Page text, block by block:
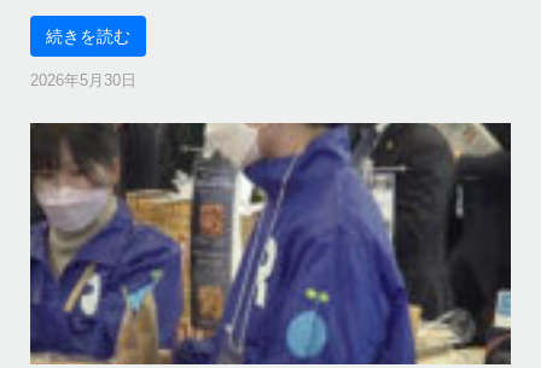
続きを読む
2026年5月30日